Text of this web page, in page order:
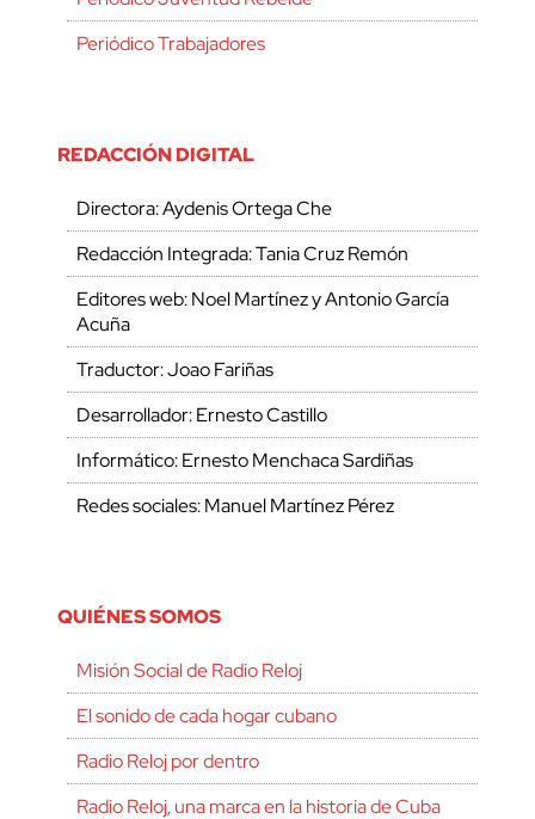
Periódico Trabajadores
REDACCIÓN DIGITAL
Directora: Aydenis Ortega Che
Redacción Integrada: Tania Cruz Remón
Editores web: Noel Martínez y Antonio García
Acuña
Traductor: Joao Fariñas
Desarrollador: Ernesto Castillo
Informático: Ernesto Menchaca Sardiñas
Redes sociales: Manuel Martínez Pérez
QUIÉNES SOMOS
Misión Social de Radio Reloj
El sonido de cada hogar cubano
Radio Reloj por dentro
Radio Reloj, una marca en la historia de Cuba